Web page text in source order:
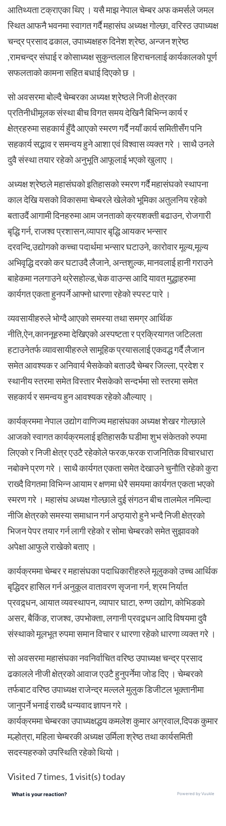
आतिथ्यता टक्राएका थिए । यसै माझ नेपाल चेम्बर अफ कमर्सले जमल
स्थित आफनै भवनमा स्वागत गर्दै महासंघ अध्यक्ष गोल्छा, वरिस्ठ उपाध्यक्ष
चन्द्र प्रसाद ढकाल, उपाध्यक्षहरु दिनेश श्रेष्ठ, अन्जन श्रेष्ठ
,रामचन्द्र संघाई र कोसाध्यक्ष सुकुन्तलाल हिराचनलाई कार्यकालको पूर्ण
सफलताको कामना सहित बधाई दिएको छ ।
सो अवसरमा बोल्दै चेम्बरका अध्यक्ष श्रेष्ठले निजी क्षेत्रका
प्रतिनीधीमूलक संस्था बीच विगत समय देखिनै बिभिन्न कार्य र
क्षेत्रहरुमा सहकार्य हुँदै आएको स्मरण गर्दै नयाँ कार्य समितीसँग पनि
सहकार्य सद्भाव र समन्वय हुने आशा एवं विश्वास व्यक्त गरे । साथै उनले
दुवै संस्था तयार रहेको अनुभूति आफूलाई भएको खुलाए ।
अध्यक्ष श्रेष्ठले महासंघको इतिहासको स्मरण गर्दै महासंघको स्थापना
काल देखि यसको विकासमा चेम्बरले खेलेको भूमिका अतुलनिय रहेको
बताउदैं आगामी दिनहरुमा आम जनताको क्रयशक्ती बढाउन, रोजगारी
बृद्धि गर्न, राजश्व प्रशासन,व्यापार बृद्धि आयकर भन्सार
दरवन्दि,उद्योगको कच्चा पदार्थमा भन्सार घटाउने, कारोवार मूल्य,मूल्य
अभिवृद्धि दरको कर घटाउदै लैजाने, अन्तशुल्क, मानवलाई हानी गराउने
बाहेकमा नलगाउने थ्रेसहोल्ड,चेक वाउन्स आदि यावत मुद्धाहरुमा
कार्यगत एकता हुनपर्ने आफ्नो धारणा रहेको स्पस्ट पारे ।
व्यवसायीहरुले भोग्दै आएको समस्या तथा समग्र आर्थिक
नीति,ऐन,काननूहरुमा देखिएको अस्पष्टता र प्रक्रियागत जटिलता
हटाउनेतर्फ व्यावसायीहरुले सामूहिक प्रयासलाई एकवद्ध गर्दै लैजान
समेत आवश्यक र अनिवार्य भैसकेको बताउदै चेम्बर जिल्ला, प्रदेश र
स्थानीय स्तरमा समेत विस्तार भैसकेको सन्दर्भमा सो स्तरमा समेत
सहकार्य र समन्वय हुन आवश्यक रहेको औल्याए ।
कार्यक्रममा नेपाल उद्योग वाणिज्य महासंघका अध्यक्ष शेखर गोल्छाले
आजको स्वागत कार्यक्रमलाई इतिहासकै घडीमा शुभ संकेतको रुपमा
लिएको र निजी क्षेत्र एउटै रहेकोले फरक,फरक राजनितिक विचारधारा
नबोक्ने प्रण गरे । साथै कार्यगत एकता समेत देखाउने चुनौति रहेको कुरा
राख्दै विगतमा विभिन्न आयाम र क्षणमा धेरै समयमा कार्यगत एकता भएको
स्मरण गरे । महासंघ अध्यक्ष गोल्छाले दुई संगठन बीच तालमेल नमिल्दा
नीजि क्षेत्रको समस्या समाधान गर्न अप्ठ्यारो हुने भन्दै निजी क्षेत्रको
भिजन पेपर तयार गर्न लागी रहेको र सोमा चेम्बरको समेत सुझावको
अपेक्षा आफुले राखेको बताए ।
कार्यक्रममा चेम्बर र महासंघका पदाधिकारीहरुले मूलुकको उच्च आर्थिक
बृद्धिदर हासिल गर्न अनुकूल वातावरण सृजना गर्न, श्रम निर्यात
प्रवद्र्धन, आयात व्यवस्थापन, व्यापार घाटा, रुग्ण उद्योग, कोभिडको
असर, बैकिंङ, राजश्व, उपभोक्ता, लगानी प्रवद्र्धन आदि विषयमा दुवै
संस्थाको मूलभूत रुपमा समान विचार र धारणा रहेको धारणा व्यक्त गरे ।
सो अवसरमा महासंघका नवनिर्वाचित वरिष्ठ उपाध्यक्ष चन्द्र प्रसाद
ढकालले नीजी क्षेत्रको आवाज एउटै हुनुपर्नेमा जोड दिए । चेम्बरको
तर्फबाट वरिष्ठ उपाध्यक्ष राजेन्द्र मल्लले मुलुक डिजीटल भूक्तानीमा
जानुपर्ने भनाई राख्दै धन्यवाद ज्ञापन गरे ।
कार्यक्रममा चेम्बरका उपाध्यक्षद्धय कमलेश कुमार अग्रवाल,दिपक कुमार
मल्होत्रा, महिला चेम्बरकी अध्यक्ष उर्मिला श्रेष्ठ तथा कार्यसमिती
सदस्यहरुको उपस्थिति रहेको थियो ।
Visited 7 times, 1 visit(s) today